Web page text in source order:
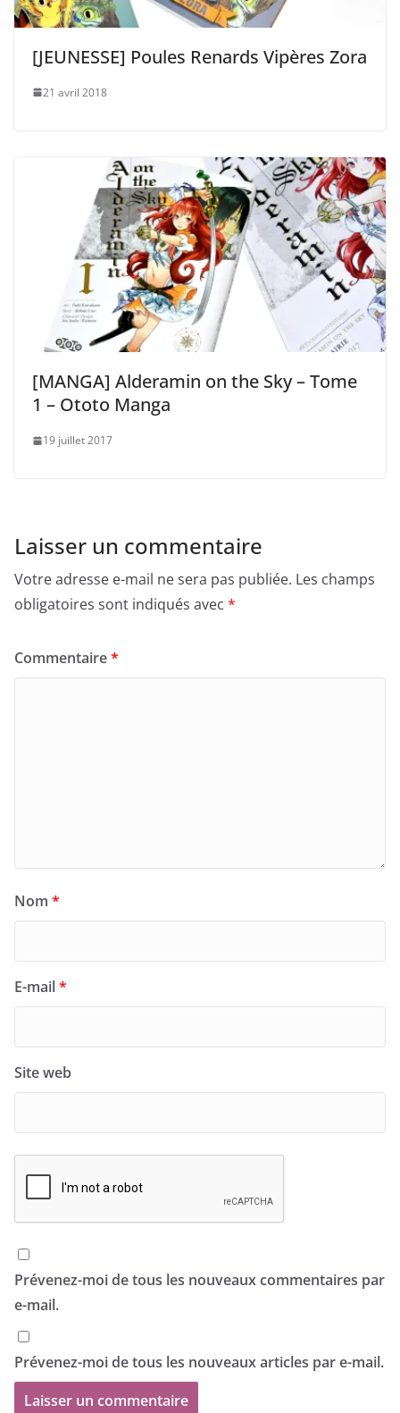
[JEUNESSE] Poules Renards Vipères Zora
21 avril 2018
[MANGA] Alderamin on the Sky – Tome
1 – Ototo Manga
19 juillet 2017
Laisser un commentaire
Votre adresse e-mail ne sera pas publiée. Les champs
obligatoires sont indiqués avec *
Commentaire*
Nom *
E-mail*
Site web
Prévenez-moi de tous les nouveaux commentaires par
e-mail.
Prévenez-moi de tous les nouveaux articles par e-mail.